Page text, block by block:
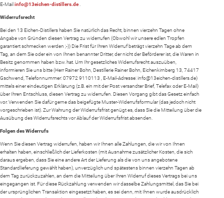
E-Mail info@13eichen-distillers.de.
Widerrufsrecht
Bei den 13 Eichen-Distillers haben Sie natürlich das Recht, binnen vierzehn Tagen ohne
Angabe von Gründen diesen Vertrag zu widerrufen (Obwohl wir unsere edlen Tropfen
garantiert schmecken werden ;-)) Die Frist für Ihren Widerruf beträgt vierzehn Tage ab dem
Tag, an dem Sie oder ein von Ihnen benannter Dritter, der nicht der Beförderer ist, die Waren in
Besitz genommen haben bzw. hat. Um Ihr gesetzliches Widerrufsrecht auszuüben,
informieren Sie uns bitte (Herr Rainer Bohn, Destillerie Rainer Bohn, Eichenkirnberg 13, 74417
Gschwend, Telefonnummer: 07972 9110113 , E-Mail-Adresse: info@13eichen-distillers.de)
mittels einer eindeutigen Erklärung (z.B. ein mit der Post versandter Brief, Telefax oder E-Mail)
über Ihren Entschluss, diesen Vertrag zu widerrufen. Diesen Vorgang gibt das Gesetz einfach
vor. Verwenden Sie dafür gerne das beigefügte Muster-Widerrufsformular (das jedoch nicht
vorgeschrieben ist). Zur Wahrung der Widerrufsfrist genügt es, dass Sie die Mitteilung über die
Ausübung des Widerrufsrechts vor Ablauf der Widerrufsfrist absenden.
Folgen des Widerrufs
Wenn Sie diesen Vertrag widerrufen, haben wir Ihnen alle Zahlungen, die wir von Ihnen
erhalten haben, einschließlich der Lieferkosten (mit Ausnahme zusätzlicher Kosten, die sich
daraus ergeben, dass Sie eine andere Art der Lieferung als die von uns angebotene
Standardlieferung gewählt haben), unverzüglich und spätestens binnen vierzehn Tagen ab
dem Tag zurückzuzahlen, an dem die Mitteilung über Ihren Widerruf dieses Vertrags bei uns
eingegangen ist. Für diese Rückzahlung verwenden wir dasselbe Zahlungsmittel, das Sie bei
der ursprünglichen Transaktion eingesetzt haben, es sei denn, mit Ihnen wurde ausdrücklich